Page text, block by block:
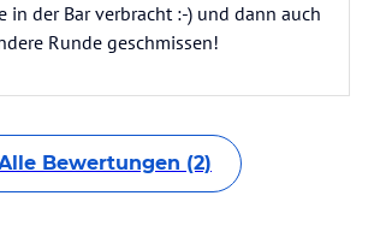
in der Bar verbracht :-) und dann auch
Runde geschmissen!
Bewertungen (2)